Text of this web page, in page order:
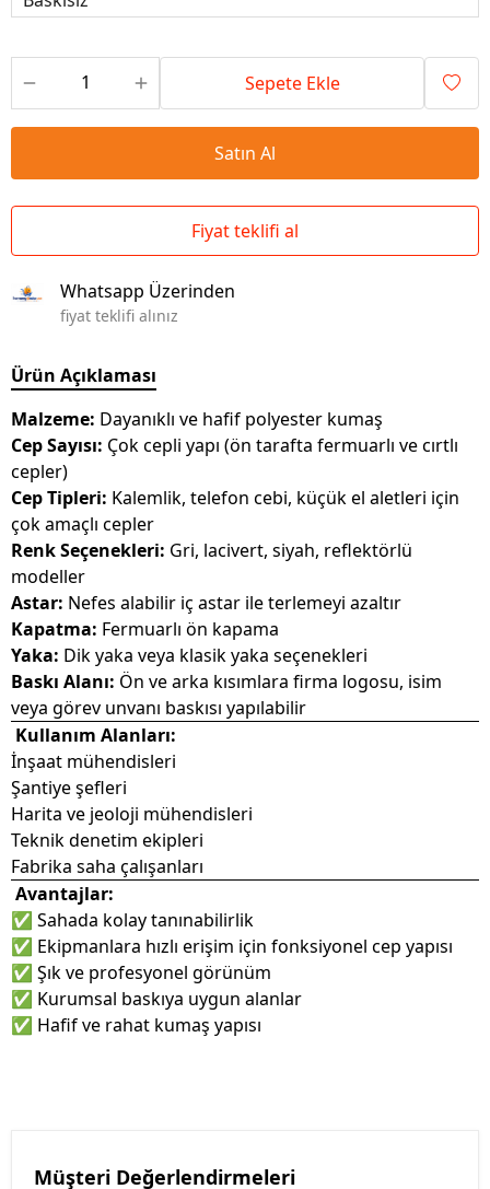
Sepete Ekle
Satın Al
Fiyat teklifi al
Whatsapp Üzerinden
fiyat teklifi alınız
Ürün Açıklaması
Malzeme: Dayanıklı ve hafif polyester kumaş
Cep Sayısı: Çok cepli yapı (ön tarafta fermuarlı ve cırtlı
cepler)
Cep Tipleri: Kalemlik, telefon cebi, küçük el aletleri için
çok amaçlı cepler
Renk Seçenekleri: Gri, lacivert, siyah, reflektörlü
modeller
Astar: Nefes alabilir iç astar ile terlemeyi azaltır
Kapatma: Fermuarlı ön kapama
Yaka: Dik yaka veya klasik yaka seçenekleri
Baskı Alanı: Ön ve arka kısımlara firma logosu, isim
veya görev unvanı baskısı yapılabilir
Kullanım Alanları:
İnşaat mühendisleri
Şantiye şefleri
Harita ve jeoloji mühendisleri
Teknik denetim ekipleri
Fabrika saha çalışanları
Avantajlar:
✅ Sahada kolay tanınabilirlik
✅ Ekipmanlara hızlı erişim için fonksiyonel cep yapısı
✅ Şık ve profesyonel görünüm
✅ Kurumsal baskıya uygun alanlar
✅ Hafif ve rahat kumaş yapısı
Müşteri Değerlendirmeleri